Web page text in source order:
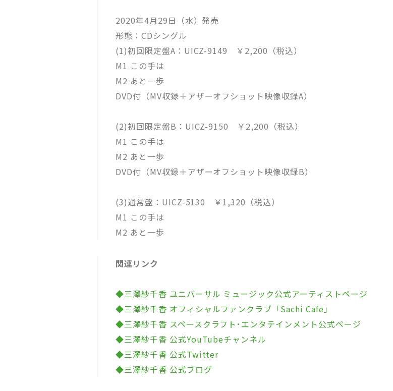
2020年4月29日（水）発売
形態：CDシングル
(1)初回限定盤A：UICZ-9149 ￥2,200（税込）
M1 この手は
M2 あと一歩
DVD付（MV収録＋アザーオフショット映像収録A）
(2)初回限定盤B：UICZ-9150 ￥2,200（税込）
M1 この手は
M2 あと一歩
DVD付（MV収録＋アザーオフショット映像収録B）
(3)通常盤：UICZ-5130 ￥1,320（税込）
M1 この手は
M2 あと一歩
関連リンク
◆三澤紗千香 ユニバーサル ミュージック公式アーティストページ
◆三澤紗千香 オフィシャルファンクラブ「Sachi Cafe」
◆三澤紗千香 スペースクラフト･エンタテインメント公式ページ
◆三澤紗千香 公式YouTubeチャンネル
◆三澤紗千香 公式Twitter
◆三澤紗千香 公式ブログ